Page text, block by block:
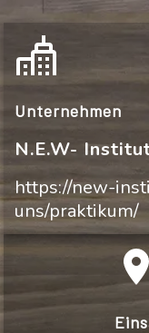
Unternehmen
N.E.W-
https://new-
uns/praktikum/